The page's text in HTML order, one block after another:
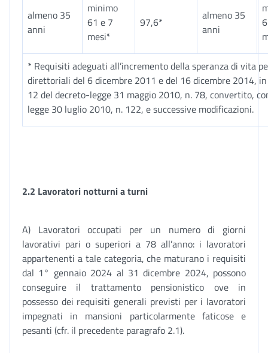
almeno 35
anni
minimo
61 e 7
mesi*
97,6*
almeno 35
anni
* Requisiti adeguati all’incremento della speranza di vita
direttoriali del 6 dicembre 2011 e del 16 dicembre 2014,
12 del decreto-legge 31 maggio 2010, n. 78, convertito,
legge 30 luglio 2010, n. 122, e successive modificazioni.
2.2 Lavoratori notturni a turni
A) Lavoratori occupati per un numero di giorni
lavorativi pari o superiori a 78 all’anno: i lavoratori
appartenenti a tale categoria, che maturano i requisiti
dal 1° gennaio 2024 al 31 dicembre 2024, possono
conseguire il trattamento pensionistico ove in
possesso dei requisiti generali previsti per i lavoratori
impegnati in mansioni particolarmente faticose e
pesanti (cfr. il precedente paragrafo 2.1).